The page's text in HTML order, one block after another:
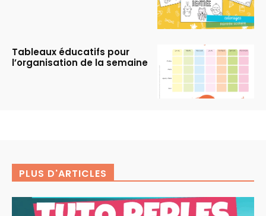
Tableaux éducatifs pour
l’organisation de la semaine
PLUS D'ARTICLES